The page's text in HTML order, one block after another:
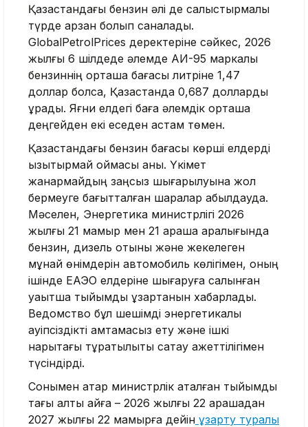
Қазақстандағы бензин әлі де салыстырмалы
түрде арзан болып саналады.
GlobalPetrolPrices деректеріне сәйкес, 2026
жылғы 6 шілдеде әлемде АИ-95 маркалы
бензиннің орташа бағасы литріне 1,47
доллар болса, Қазақстанда 0,687 долларды
құрады. Яғни елдегі баға әлемдік орташа
деңгейден екі еседен астам төмен.
Қазақстандағы бензин бағасы көрші елдерді
қызықтырмай қоймасы анық. Үкімет
жанармайдың заңсыз шығарылуына жол
бермеуге бағытталған шаралар қабылдауда.
Мәселен, Энергетика министрлігі 2026
жылғы 21 мамыр мен 21 қараша аралығында
бензин, дизель отыны және жекелеген
мұнай өнімдерін автомобиль көлігімен, оның
ішінде ЕАЭО елдеріне шығаруға салынған
уақытша тыйымды ұзартқанын хабарлады.
Ведомство бұл шешімді энергетикалық
қауіпсіздікті қамтамасыз ету және ішкі
нарықтағы тұрақтылықты сақтау қажеттілігімен
түсіндірді.
Сонымен қатар министрлік аталған тыйымды
тағы алты айға – 2026 жылғы 22 қарашадан
2027 жылғы 22 мамырға дейін ұзарту туралы